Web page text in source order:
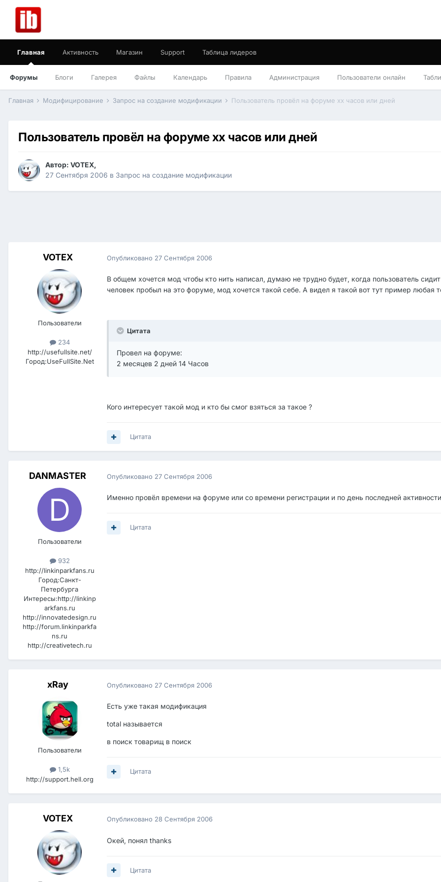
Главная
Форумы Блоги Галерея Файлы Календарь Правила Администрация Пользователи онлайн
Активность Магазин Support Таблица лидеров
Главная Модифицирование Запрос на создание модификации Пользователь провёл на форуме xx часов или дней
Пользователь провёл на форуме xx часов или дней
Автор: VOTEX,
27 Сентября 2006 в Запрос на создание модификации
VOTEX
Пользователи
234
http://usefullsite.net/
Город:UseFullSite.Net
Опубликовано 27 Сентября 2006
В общем хочется мод чтобы кто нить написал, думаю не трудно будет, когда пользователь
человек пробыл на это форуме, мод хочется такой себе. А видел я такой вот тут пример любая
Цитата
Провел на форуме:
2 месяцев 2 дней 14 Часов
Кого интересует такой мод и кто бы смог взяться за такое ?
Цитата
DANMASTER
Пользователи
932
http://linkinparkfans.ru
Город:Санкт-
Петербурга
Интересы:http://linkinp
arkfans.ru
http://innovatedesign.ru
http://forum.linkinparkfa
ns.ru
http://creativetech.ru
Опубликовано 27 Сентября 2006
Именно провёл времени на форуме или со времени регистрации и по день последней
Цитата
xRay
Пользователи
1,5k
http://support.hell.org
Опубликовано 27 Сентября 2006
Есть уже такая модификация
total называется
в поиск товарищ в поиск
Цитата
VOTEX Опубликовано 28 Сентября 2006
Окей, понял thanks
Цитата